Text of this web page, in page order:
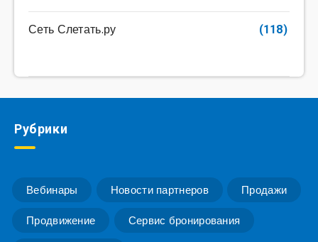
Сеть Слетать.ру (118)
Рубрики
Вебинары Новости партнеров Продажи
Продвижение Сервис бронирования